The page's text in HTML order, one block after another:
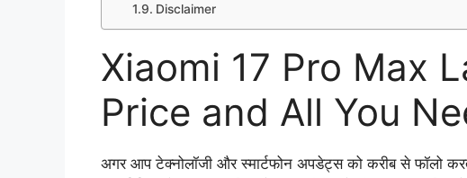
Disclaimer
Xiaomi 17 Pro Max
Price and All You
अगर आप टेक्नोलॉजी और स्मार्टफोन अपडेट्स को करीब से फॉलो